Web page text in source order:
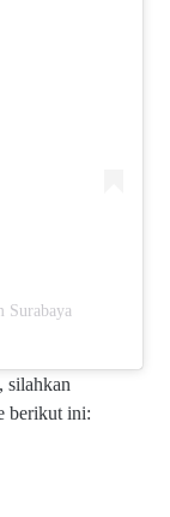
Surabaya
silahkan
berikut ini: